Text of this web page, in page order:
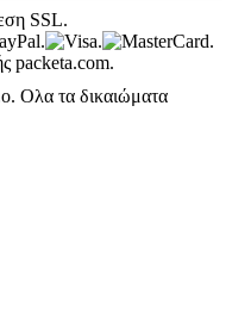
Ολα τα δικαιώματα